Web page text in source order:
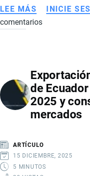
LEE MÁS SOBRE
ECUADOR
CRECEN
CON
FUERZA
Y
SOSTIENEN
INICIE
comentarios
de
2025 y
mercados
ARTÍCULO
15 DICIEMBRE, 2025
5 MINUTOS